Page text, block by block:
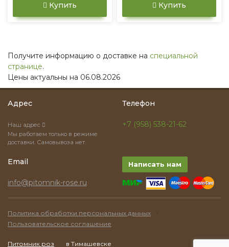
Купить Купить
Получите информацию о доставке на специальной
странице.
Цены актуальны на 06.08.2026
Адрес
Наш адрес
Мы работаем только в режиме
доставки. Самовывоза нет.
Телефон
+7 (958) 538-21-62
Email
info@pitomnik-rose.ru
Написать нам
Политика обработки персональных данных ·
Пользовательское соглашение
Питомник роз в Тимашевске